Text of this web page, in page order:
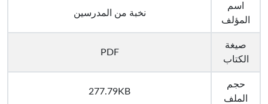
اسم
المؤلف
نخبة من المدرسين
صيغة
الكتاب
PDF
حجم
الملف
277.79KB